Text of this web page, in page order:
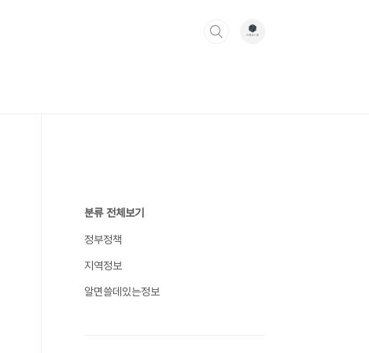
분류 전체보기
정부정책
지역정보
알면쓸데있는정보